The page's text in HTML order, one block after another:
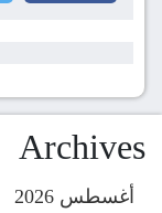
Archives
أغسطس 2026